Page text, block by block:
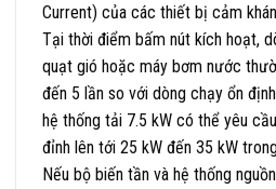
Current) của các thiết bị cảm
Tại thời điểm bấm nút kích hoạt,
quạt gió hoặc máy bơm nước
đến 5 lần so với dòng chạy ổn
hệ thống tải 7.5 kW có thể yêu
đỉnh lên tới 25 kW đến 35 kW
Nếu bộ biến tần và hệ thống